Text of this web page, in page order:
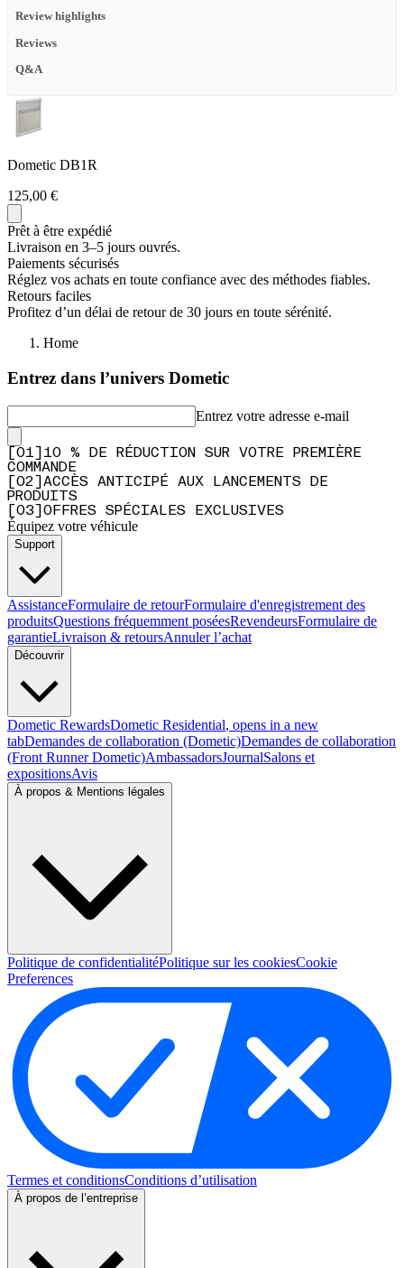
Review highlights
Reviews
Q&A
Dometic DB1R
125,00 €
Prêt à être expédié
Livraison en 3–5 jours ouvrés.
Paiements sécurisés
Réglez vos achats en toute confiance avec des méthodes fiables.
Retours faciles
Profitez d’un délai de retour de 30 jours en toute sérénité.
Home
Entrez dans l’univers Dometic
Entrez votre adresse e-mail
01
10 % DE RÉDUCTION SUR VOTRE PREMIÈRE
COMMANDE
02
ACCÈS ANTICIPÉ AUX LANCEMENTS DE
PRODUITS
03 OFFRES SPÉCIALES EXCLUSIVES
Équipez votre véhicule
Support
AssistanceFormulaire de retourFormulaire d'enregistrement des
produitsQuestions fréquemment poséesRevendeursFormulaire de
garantieLivraison & retoursAnnuler l’achat
Découvrir
Dometic RewardsDometic Residential, opens in a new
tabDemandes de collaboration (Dometic)Demandes de collaboration
(Front Runner Dometic)AmbassadorsJournalSalons et
expositionsAvis
À propos & Mentions légales
Politique de confidentialitéPolitique sur les cookiesCookie
Preferences
Termes et conditionsConditions d’utilisation
À propos de l’entreprise